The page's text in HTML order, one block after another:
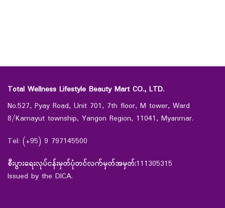
Total Wellness Lifestyle Beauty Mart CO., LTD.
No.527, Pyay Road, Unit 701, 7th floor, M tower, Ward
8/Kamayut township, Yangon Region, 11041, Myanmar.
Tel: (+95) 9 797145500
စီးပွားရေးလုပ်ငန်းမှတ်ပုံတင်လက်မှတ်အမှတ်:111305315
Issued by the DICA.